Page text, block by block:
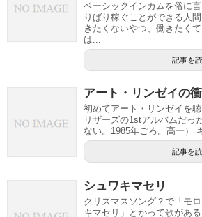
ベーシックインカムを俗に
りばり稼ぐことができる人
きたくないやつ、働きたく
は...
記事を
アート・リンゼイの
初めてアート・リンゼイを
リザーズの1stアルバムだっ
ない。1985年ごろ。高一）
記事を
シュワキマセリ
クリスマスソング？で「モ
キマセリ」とかって歌があ